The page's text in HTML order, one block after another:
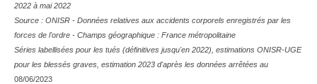
2022 à mai 2022
Source : ONISR - Données relatives aux accidents corporels enregistrés par les
forces de l'ordre - Champs géographique : France métropolitaine
Séries labellisées pour les tués (définitives jusqu'en 2022), estimations ONISR-UGE
pour les blessés graves, estimation 2023 d'après les données arrêtées au
08/06/2023